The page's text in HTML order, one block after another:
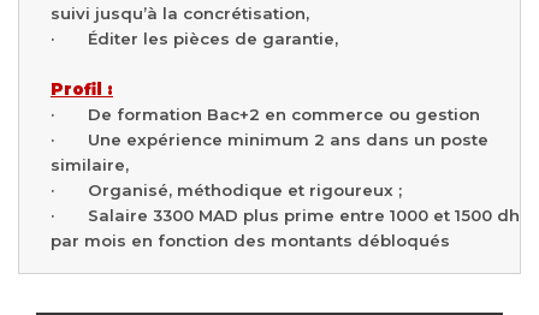
suivi jusqu’à la concrétisation,
· Éditer les pièces de garantie,
Profil :
· De formation Bac+2 en commerce ou gestion
· Une expérience minimum 2 ans dans un poste
similaire,
· Organisé, méthodique et rigoureux ;
· Salaire 3300 MAD plus prime entre 1000 et 1500 dh
par mois en fonction des montants débloqués